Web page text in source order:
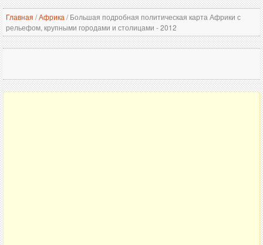
Главная /Африка /Большая подробная политическая карта Африки с
рельефом, крупными городами и столицами - 2012